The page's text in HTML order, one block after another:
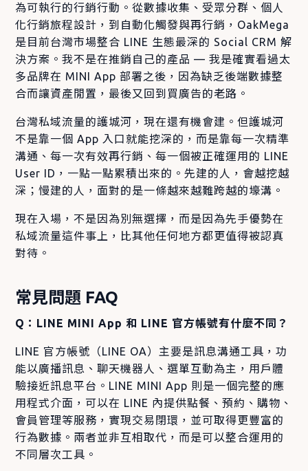
為可執行的行銷行動。從數據收集、受眾分群、個人
化行銷旅程設計，到自動化觸發與再行銷，OakMega
是目前台灣市場整合 LINE 生態最深的 Social CRM 解
決方案。我不是在推銷自己的產品 — 我是確實看過太
多品牌在 MINI App 部署之後，因為缺乏後端數據整
合而讓資產閒置，最後又回到買廣告的老路。
台灣私域流量的護城河，現在還有機會建。但護城河
不是靠一個 App 入口就能挖深的，而是靠每一次精準
溝通、每一次有效再行銷、每一個被正確運用的 LINE
User ID，一點一點累積出來的。先建的人，會越挖越
深；慢建的人，面對的是一條越來越難跨越的壕溝。
現在入場，不是因為別無選擇，而是因為先手優勢在
私域流量這件事上，比其他任何地方都更值得被認真
對待。
常見問題 FAQ
Q：LINE MINI App 和 LINE 官方帳號有什麼不同？
LINE 官方帳號（LINE OA）主要是訊息溝通工具，功
能以廣播訊息、聊天機器人、選單互動為主，用戶體
驗接近訊息平台。LINE MINI App 則是一個完整的應
用程式介面，可以在 LINE 內提供點餐、預約、購物、
會員管理等服務，實現交易閉環，並可取得更豐富的
行為數據。兩者並非互相取代，而是可以整合運用的
不同層次工具。